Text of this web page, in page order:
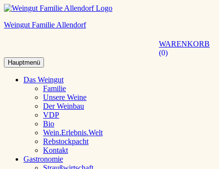
Weingut Familie Allendorf
WARENKORB
0
Hauptmenü
Das Weingut
Familie
Unsere Weine
Der Weinbau
VDP
Bio
Wein.Erlebnis.Welt
Rebstockpacht
Kontakt
Gastronomie